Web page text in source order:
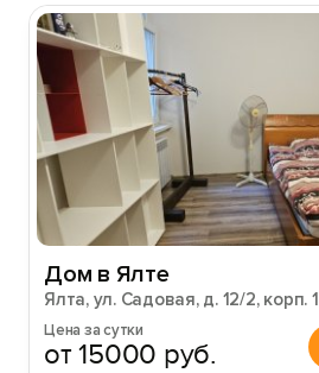
Дом в Ялте
Ялта, ул. Садовая, д. 12/2, корп. 1
Цена за сутки
от 15000 руб.